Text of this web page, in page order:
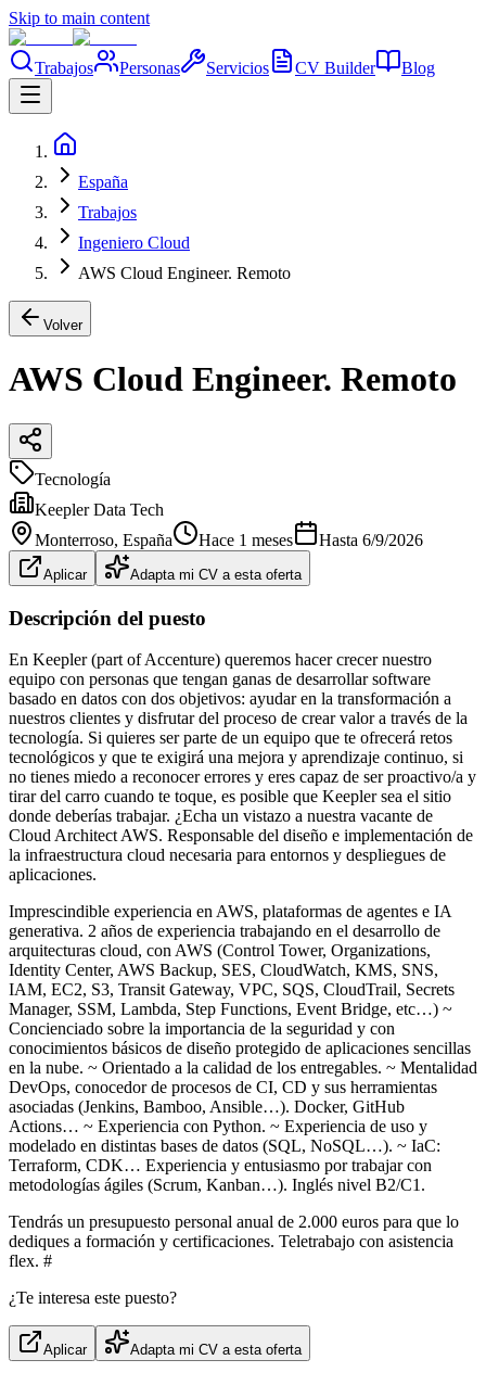
Skip to main content
Trabajos Personas Servicios CV Builder Blog
España
Trabajos
Ingeniero Cloud
AWS Cloud Engineer. Remoto
Volver
AWS Cloud Engineer. Remoto
Tecnología
Keepler Data Tech
Monterroso, España Hace 1 meses Hasta 6/9/2026
Aplicar Adapta mi CV a esta oferta
Descripción del puesto
En Keepler (part of Accenture) queremos hacer crecer nuestro
equipo con personas que tengan ganas de desarrollar software
basado en datos con dos objetivos: ayudar en la transformación a
nuestros clientes y disfrutar del proceso de crear valor a través de la
tecnología. Si quieres ser parte de un equipo que te ofrecerá retos
tecnológicos y que te exigirá una mejora y aprendizaje continuo, si
no tienes miedo a reconocer errores y eres capaz de ser proactivo/a y
tirar del carro cuando te toque, es posible que Keepler sea el sitio
donde deberías trabajar. ¿Echa un vistazo a nuestra vacante de
Cloud Architect AWS. Responsable del diseño e implementación de
la infraestructura cloud necesaria para entornos y despliegues de
aplicaciones.
Imprescindible experiencia en AWS, plataformas de agentes e IA
generativa. 2 años de experiencia trabajando en el desarrollo de
arquitecturas cloud, con AWS (Control Tower, Organizations,
Identity Center, AWS Backup, SES, CloudWatch, KMS, SNS,
IAM, EC2, S3, Transit Gateway, VPC, SQS, CloudTrail, Secrets
Manager, SSM, Lambda, Step Functions, Event Bridge, etc…) ~
Concienciado sobre la importancia de la seguridad y con
conocimientos básicos de diseño protegido de aplicaciones sencillas
en la nube. ~ Orientado a la calidad de los entregables. ~ Mentalidad
DevOps, conocedor de procesos de CI, CD y sus herramientas
asociadas (Jenkins, Bamboo, Ansible…). Docker, GitHub
Actions… ~ Experiencia con Python. ~ Experiencia de uso y
modelado en distintas bases de datos (SQL, NoSQL…). ~ IaC:
Terraform, CDK… Experiencia y entusiasmo por trabajar con
metodologías ágiles (Scrum, Kanban…). Inglés nivel B2/C1.
Tendrás un presupuesto personal anual de 2.000 euros para que lo
dediques a formación y certificaciones. Teletrabajo con asistencia
flex. #
¿Te interesa este puesto?
Aplicar Adapta mi CV a esta oferta